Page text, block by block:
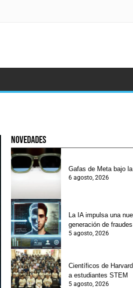
novedades
Gafas de Meta bajo
6 agosto, 2026
La IA impulsa una
generación de
5 agosto, 2026
Científicos de
a estudiantes STEM
5 agosto, 2026